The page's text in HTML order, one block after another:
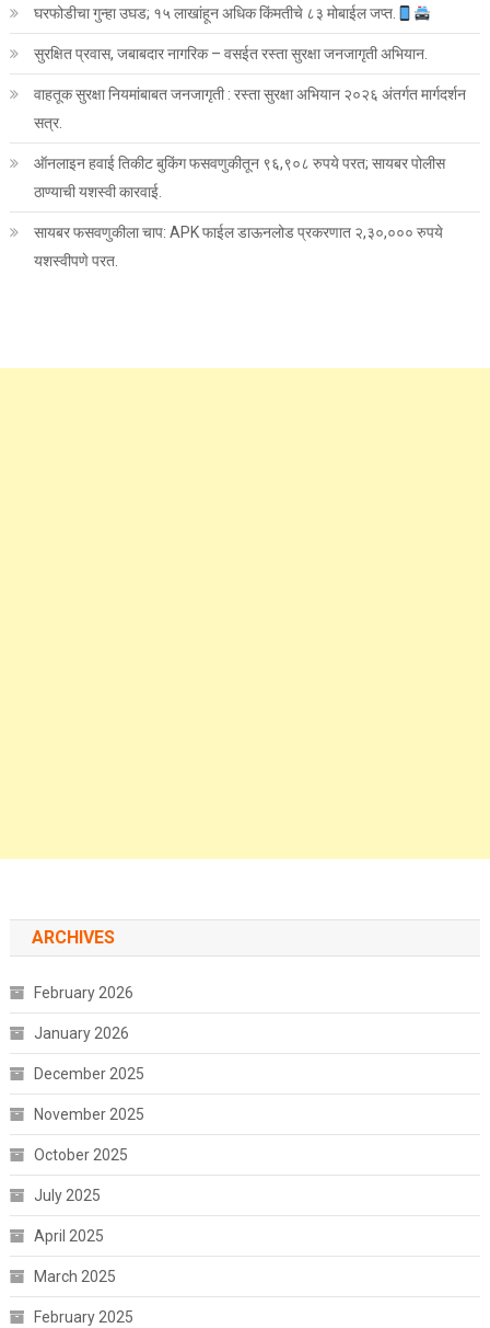
घरफोडीचा गुन्हा उघड; १५ लाखांहून अधिक किंमतीचे ८३ मोबाईल जप्त.
सुरक्षित प्रवास, जबाबदार नागरिक – वसईत रस्ता सुरक्षा जनजागृती अभियान.
वाहतूक सुरक्षा नियमांबाबत जनजागृती : रस्ता सुरक्षा अभियान २०२६ अंतर्गत मार्गदर्शन
सत्र.
ऑनलाइन हवाई तिकीट बुकिंग फसवणुकीतून ९६,९०८ रुपये परत; सायबर पोलीस
ठाण्याची यशस्वी कारवाई.
सायबर फसवणुकीला चाप: APK फाईल डाऊनलोड प्रकरणात २,३०,००० रुपये
यशस्वीपणे परत.
ARCHIVES
February 2026
January 2026
December 2025
November 2025
October 2025
July 2025
April 2025
March 2025
February 2025